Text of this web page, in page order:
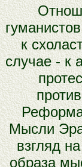
к
случае - к
Мысли
взгляд
образа